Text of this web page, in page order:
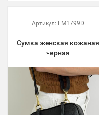
Артикул: FM1799D
Сумка женская кожаная
черная